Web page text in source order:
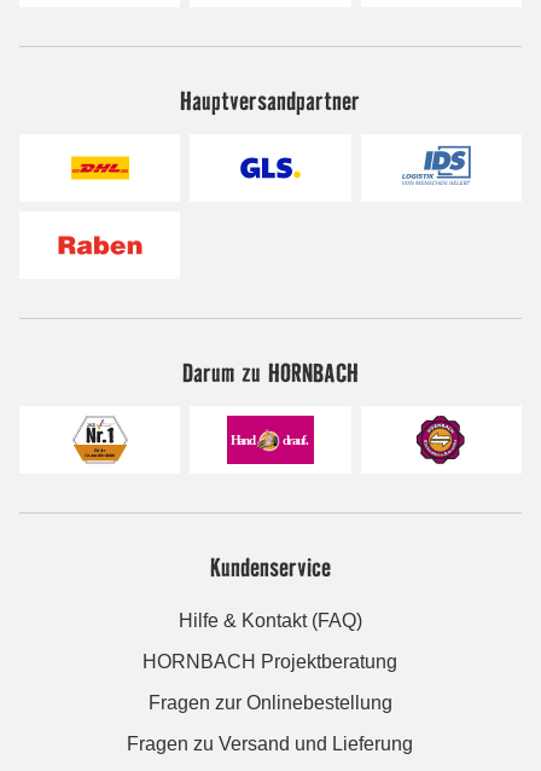
Hauptversandpartner
Darum zu HORNBACH
Kundenservice
Hilfe & Kontakt (FAQ)
HORNBACH Projektberatung
Fragen zur Onlinebestellung
Fragen zu Versand und Lieferung